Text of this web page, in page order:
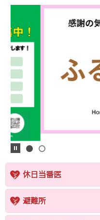
休日当番医
避難所